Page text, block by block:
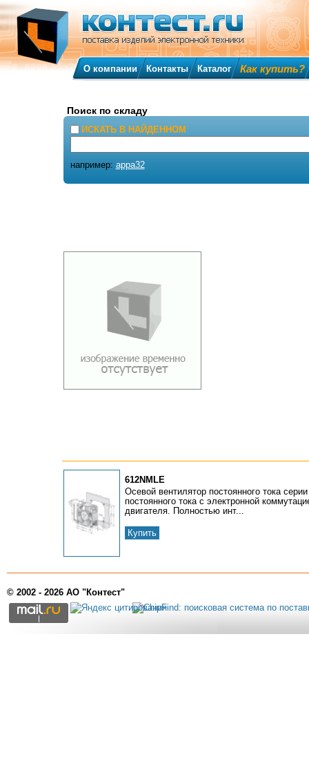
612NMLE
Осевой вентилятор постоянного тока
постоянного тока с электронной
двигателя. Полностью инт...
Купить
О компании Контакты Каталог Как купить?
Поиск по складу
ИСКАТЬ В НАЙДЕННОМ
например: appa32
© 2002 - 2026 АО "Контест"